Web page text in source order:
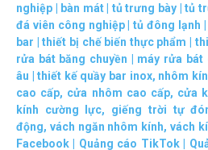
nghiệp
bàn mát| tủ trưng bày|tủ
đá viên công nghiệp|tủ đông lạnh
bar |thiết bị chế biến thực phẩm
rửa bát băng chuyền
máy rửa bát
âu |thiết kế quầy bar inox, nhôm
cao cấp, cửa nhôm cao cấp, cửa
kính cường lực, giếng trời tự
động, vách ngăn nhôm kính,vách
Facebook
Quảng cáo TikTok|